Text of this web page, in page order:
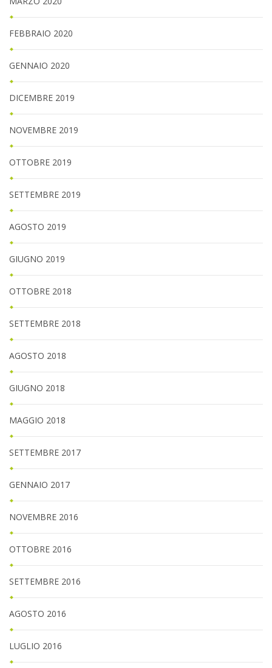
FEBBRAIO 2020
GENNAIO 2020
DICEMBRE 2019
NOVEMBRE 2019
OTTOBRE 2019
SETTEMBRE 2019
AGOSTO 2019
GIUGNO 2019
OTTOBRE 2018
SETTEMBRE 2018
AGOSTO 2018
GIUGNO 2018
MAGGIO 2018
SETTEMBRE 2017
GENNAIO 2017
NOVEMBRE 2016
OTTOBRE 2016
SETTEMBRE 2016
AGOSTO 2016
LUGLIO 2016